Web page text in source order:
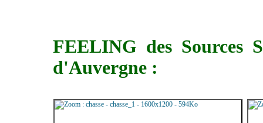
FEELING des
d'Auvergne :